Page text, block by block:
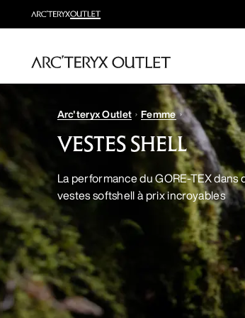
Arc'teryx Outlet Femme
VESTES SHELL
La performance du GORE-TEX
vestes softshell à prix incroyables